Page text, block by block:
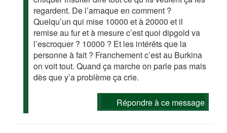
regardent. De l’arnaque en comment ?
Quelqu’un qui mise 10000 et à 20000 et il
remise au fur et à mesure c’est quoi dipgold va
l’escroquer ? 10000 ? Et les intérêts que la
personne à fait ? Franchement c’est au Burkina
on voit tout. Quand ça marche on parle pas mais
dès que y’a problème ça crie.
Répondre à ce message